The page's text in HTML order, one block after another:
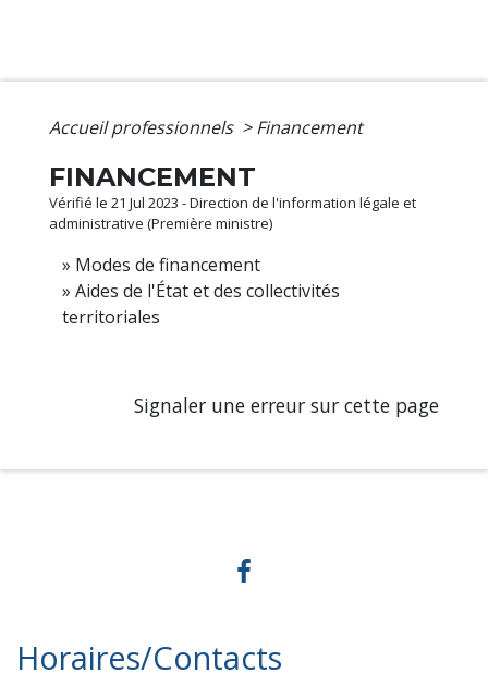
Accueil professionnels > Financement
FINANCEMENT
Vérifié le 21 Jul 2023 - Direction de l'information légale et
administrative (Première ministre)
Modes de financement
Aides de l'État et des collectivités
territoriales
Signaler une erreur sur cette page
Horaires/Contacts